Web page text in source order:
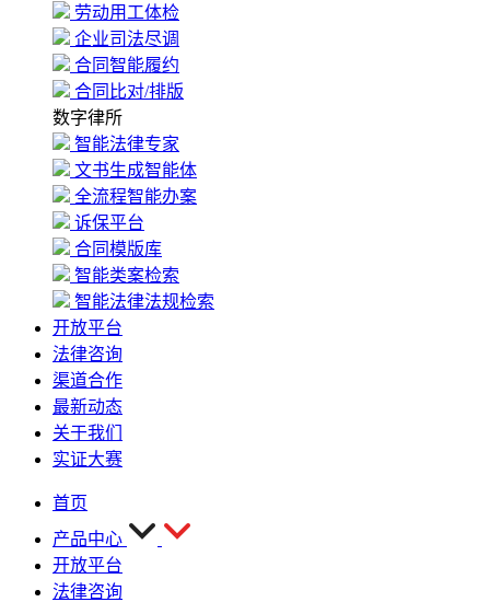
劳动用工体检
企业司法尽调
合同智能履约
合同比对/排版
数字律所
智能法律专家
文书生成智能体
全流程智能办案
诉保平台
合同模版库
智能类案检索
智能法律法规检索
开放平台
法律咨询
渠道合作
最新动态
关于我们
实证大赛
首页
产品中心
开放平台
法律咨询